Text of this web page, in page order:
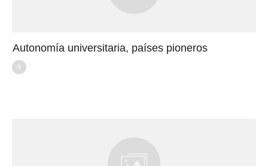
Autonomía universitaria, países pioneros